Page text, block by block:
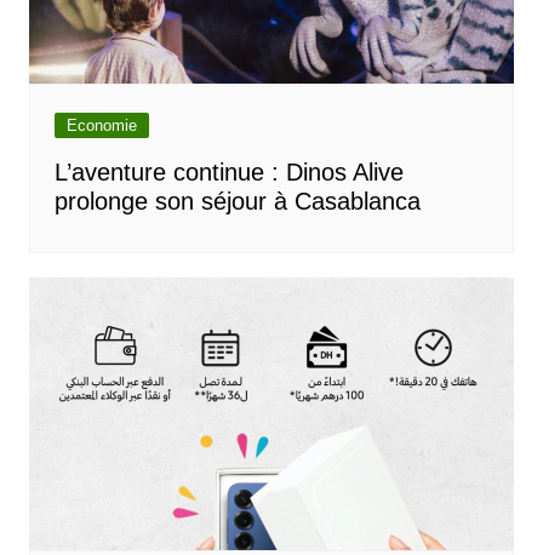
Economie
L’aventure continue : Dinos Alive
prolonge son séjour à Casablanca